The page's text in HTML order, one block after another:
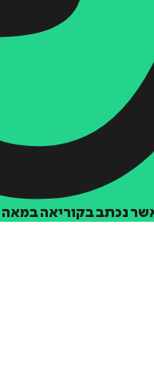
אשר נכתב בקוריאה